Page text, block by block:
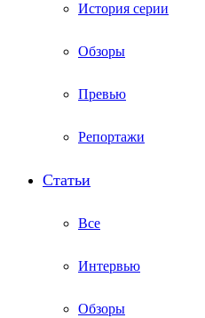
История серии
Обзоры
Превью
Репортажи
Статьи
Все
Интервью
Обзоры